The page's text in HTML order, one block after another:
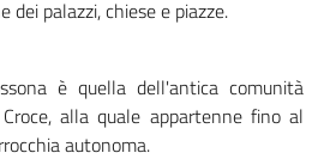
dei palazzi, chiese e piazze.
è quella dell'antica comunità
alla quale appartenne fino al
autonoma.